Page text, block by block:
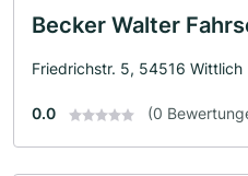
Becker Walter
Friedrichstr. 5, 54516 Wittlich
0.0 (0